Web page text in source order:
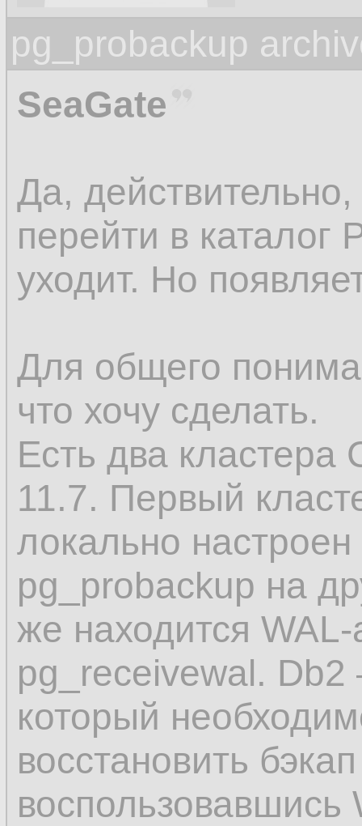
pg_probackup
SeaGate
Да,
перейти в каталог
уходит. Но
Для общего
что хочу сделать.
Есть два
11.7. Первый
локально
pg_probackup на
же находится
pg_receivewal. Db2
который
восстановить
воспользовавшись